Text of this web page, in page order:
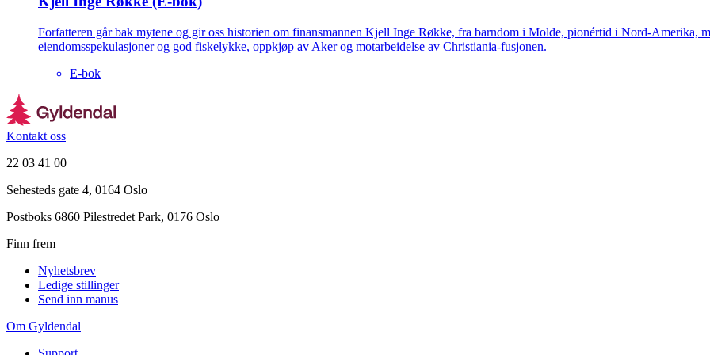
Forfatteren går bak mytene og gir oss historien om finansmannen Kjell Inge Røkke, fra barndom i Molde, pionértid i Nord-Amerika,
eiendomsspekulasjoner og god fiskelykke, oppkjøp av Aker og motarbeidelse av Christiania-fusjonen.
E-bok
Kontakt oss
22 03 41 00
Sehesteds gate 4, 0164 Oslo
Postboks 6860 Pilestredet Park, 0176 Oslo
Finn frem
Nyhetsbrev
Ledige stillinger
Send inn manus
Om Gyldendal